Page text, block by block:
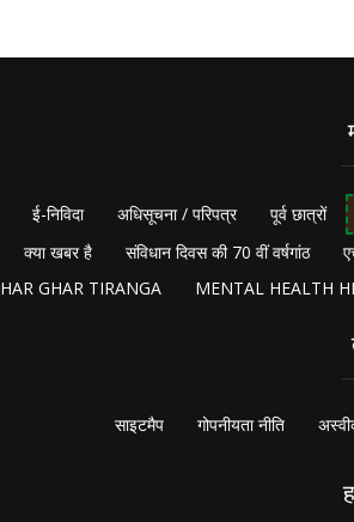
ई-निविदा अधिसूचना / परिपत्र पूर्व छात्रों
क्या खबर है संविधान दिवस की 70 वीं वर्षगांठ
HAR GHAR TIRANGA MENTAL HEALTH
साइटमैप गोपनीयता नीति